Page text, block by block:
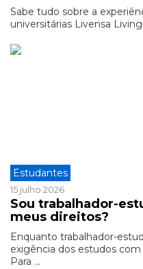
Sabe tudo sobre a
universitárias Livensa Living.
Estudantes
15 julho 2026
Sou trabalhador-
meus direitos?
Enquanto trabalhador-
exigência dos estudos
Para ...